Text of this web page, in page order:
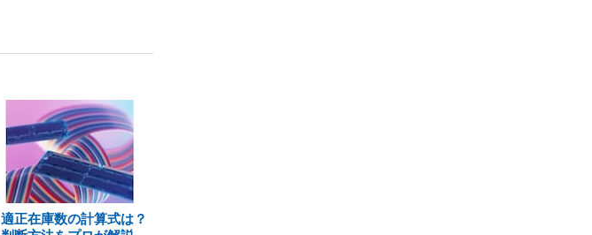
適正在庫数の計算式は？